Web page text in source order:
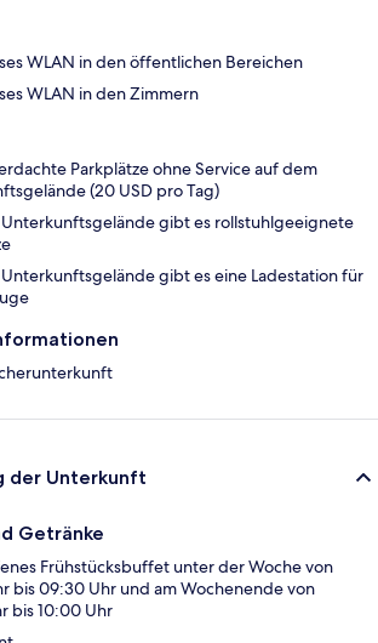
WLAN in den öffentlichen Bereichen
WLAN in den Zimmern
Parkplätze ohne Service auf dem
(20 USD pro Tag)
gibt es rollstuhlgeeignete
gibt es eine Ladestation für
der Unterkunft
Getränke
Frühstücksbuffet unter der Woche von
bis 09:30 Uhr und am Wochenende von
bis 10:00 Uhr